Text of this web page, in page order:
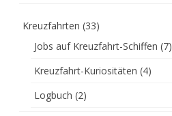
Kreuzfahrten (33)
Jobs auf Kreuzfahrt-Schiffen (7)
Kreuzfahrt-Kuriositäten (4)
Logbuch (2)